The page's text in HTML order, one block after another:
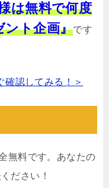
は無料で何度
ント企画』です
確認してみる！＞
無料です。あなたの
ださい！